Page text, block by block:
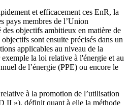
et efficacement ces EnR, la
pays membres de l’Union
objectifs ambitieux en matière de
sont ensuite précisés dans un
applicables au niveau de la
la loi relative à l'énergie et au
de l’énergie (PPE) ou encore le
à la promotion de l’utilisation
II »), définit quant à elle la méthode